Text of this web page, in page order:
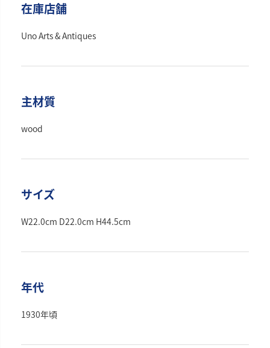
在庫店舗
Uno Arts & Antiques
主材質
wood
サイズ
W22.0cm D22.0cm H44.5cm
年代
1930年頃